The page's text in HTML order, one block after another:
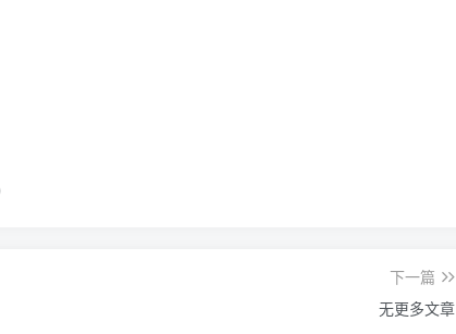
数据终端的智能化系统。它通过安装在消防车灭火剂
，实现灭火救援行动的精准化、数字化和智能化。
下一篇
无更多文章